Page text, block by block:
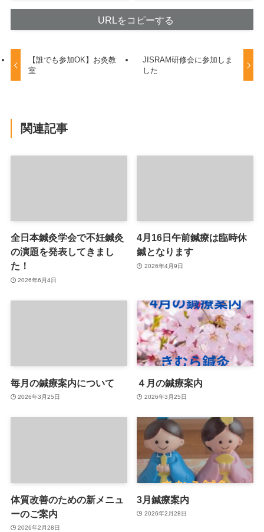
URLをコピーする
【誰でも参加OK】お灸教
室
JISRAM研修会に参加しま
した
関連記事
全日本鍼灸学会で不妊鍼灸
の演題を発表してきまし
た！
2026年6月4日
4月16日午前鍼療は臨時休
鍼となります
2026年4月9日
毎月の鍼療案内について
2026年3月25日
４月の鍼療案内
2026年3月25日
体質改善のための新メニュ
ーのご案内
2026年2月28日
3月鍼療案内
2026年2月28日